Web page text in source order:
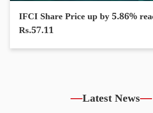
IFCI Share Price up by 5.86%
Rs.57.11
Latest News